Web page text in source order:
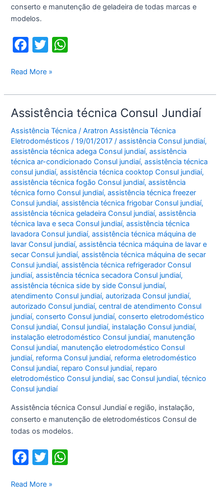
conserto e manutenção de geladeira de todas marcas e
modelos.
F
c
e
b
o
o
k
T
itt
er s
A
p
p
Assistência
geladeira
Jundiaí
Read More »
Assistência técnica Consul Jundiaí
Assistência Técnica /Aratron Assistência Técnica
Eletrodomésticos/19/01/2017/assistência Consul jundiaí,
assistência técnica adega Consul jundiaí,assistência
técnica ar-condicionado Consul jundiaí,assistência técnica
consul jundiaí,assistência técnica cooktop Consul jundiaí,
assistência técnica fogão Consul jundiaí,assistência
técnica forno Consul jundiaí,assistência técnica freezer
Consul jundiaí,assistência técnica frigobar Consul jundiaí,
assistência técnica geladeira Consul jundiaí,assistência
técnica lava e seca Consul jundiaí,assistência técnica
lavadora Consul jundiaí,assistência técnica máquina de
lavar Consul jundiaí,assistência técnica máquina de lavar e
secar Consul jundiaí,assistência técnica máquina de secar
Consul jundiaí,assistência técnica refrigerador Consul
jundiaí,assistência técnica secadora Consul jundiaí,
assistência técnica side by side Consul jundiaí,
atendimento Consul jundiaí,autorizada Consul jundiaí,
autorizado Consul jundiaí,central de atendimento Consul
jundiaí,conserto Consul jundiaí,conserto eletrodoméstico
Consul jundiaí,Consul jundiaí, instalação Consul jundiaí,
instalação eletrodoméstico Consul jundiaí, manutenção
Consul jundiaí, manutenção eletrodoméstico Consul
jundiaí, reforma Consul jundiaí, reforma eletrodoméstico
Consul jundiaí, reparo Consul jundiaí, reparo
eletrodoméstico Consul jundiaí, sac Consul jundiaí,técnico
Consul jundiaí
Assistência técnica Consul Jundiaí e região, instalação,
conserto e manutenção de eletrodomésticos Consul de
todas os modelos.
F
c
T
itt
Assistência
Read More »